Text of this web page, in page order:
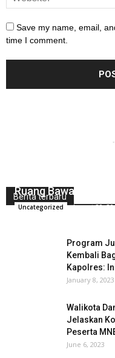
Save my name, email,
time I comment.
Berita terbaru
Ruang Bawah
Uncategorized August 20,
Program
Kembali
Kapolres:
January 8, 2023
Walikota
Jelaskan
Peserta
June 6, 2023